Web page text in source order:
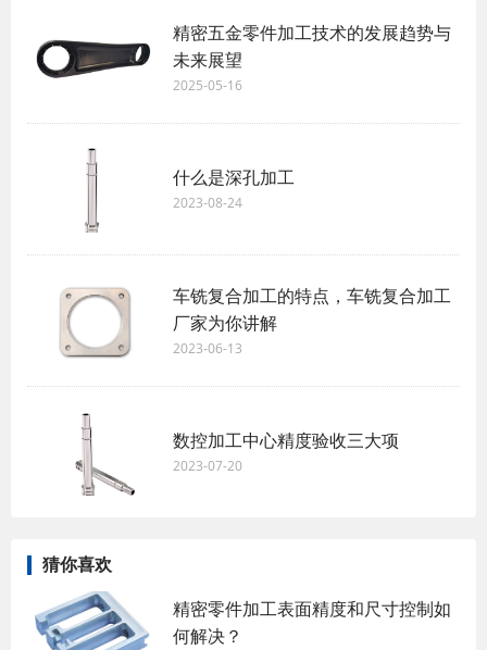
精密五金零件加工技术的发展趋势与
未来展望
2025-05-16
什么是深孔加工
2023-08-24
车铣复合加工的特点，车铣复合加工
厂家为你讲解
2023-06-13
数控加工中心精度验收三大项
2023-07-20
猜你喜欢
精密零件加工表面精度和尺寸控制如
何解决？